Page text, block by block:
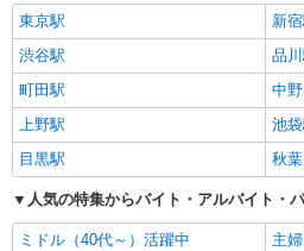
東京駅
新
渋谷駅
品
町田駅
中
上野駅
池
目黒駅
秋
人気の特集からバイト・アルバイト・
ミドル（40代～）活躍中
主